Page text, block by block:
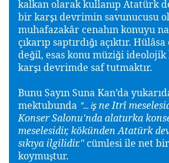
kalkan olarak kullanıp Atatürk
bir karşı devrimin savunucusu
muhafazakâr cenahın konuyu
çıkarıp saptırdığı açıktır.
değil, esas konu müziği ideolojik
karşı devrimde saf tutmaktır.
Bunu Sayın Suna Kan’da
mektubunda "... işne Itrî
Konser Salonu'nda alaturka
meselesidir, kökünden Atatürk
sıkıya ilgilidir."cümlesi ile net bir
koymuştur.